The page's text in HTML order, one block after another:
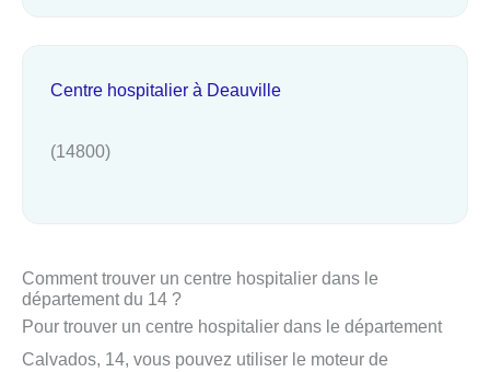
Centre hospitalier à Deauville
(14800)
Comment trouver un centre hospitalier dans le
département du 14 ?
Pour trouver un centre hospitalier dans le département
Calvados, 14, vous pouvez utiliser le moteur de